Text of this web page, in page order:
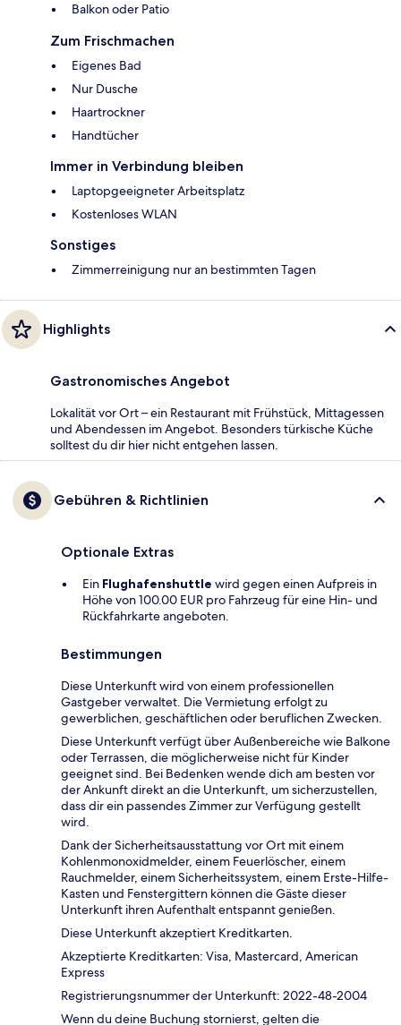
Balkon oder Patio
Zum Frischmachen
Eigenes Bad
Nur Dusche
Haartrockner
Handtücher
Immer in Verbindung bleiben
Laptopgeeigneter Arbeitsplatz
Kostenloses WLAN
Sonstiges
Zimmerreinigung nur an bestimmten Tagen
Highlights
Gastronomisches Angebot
Lokalität vor Ort – ein Restaurant mit Frühstück, Mittagessen
und Abendessen im Angebot. Besonders türkische Küche
solltest du dir hier nicht entgehen lassen.
Gebühren & Richtlinien
Optionale Extras
Ein Flughafenshuttle wird gegen einen Aufpreis in
Höhe von 100.00 EUR pro Fahrzeug für eine Hin- und
Rückfahrkarte angeboten.
Bestimmungen
Diese Unterkunft wird von einem professionellen
Gastgeber verwaltet. Die Vermietung erfolgt zu
gewerblichen, geschäftlichen oder beruflichen Zwecken.
Diese Unterkunft verfügt über Außenbereiche wie Balkone
oder Terrassen, die möglicherweise nicht für Kinder
geeignet sind. Bei Bedenken wende dich am besten vor
der Ankunft direkt an die Unterkunft, um sicherzustellen,
dass dir ein passendes Zimmer zur Verfügung gestellt
wird.
Dank der Sicherheitsausstattung vor Ort mit einem
Kohlenmonoxidmelder, einem Feuerlöscher, einem
Rauchmelder, einem Sicherheitssystem, einem Erste-Hilfe-
Kasten und Fenstergittern können die Gäste dieser
Unterkunft ihren Aufenthalt entspannt genießen.
Diese Unterkunft akzeptiert Kreditkarten.
Akzeptierte Kreditkarten: Visa, Mastercard, American
Express
Registrierungsnummer der Unterkunft: 2022-48-2004
Wenn du deine Buchung stornierst, gelten die